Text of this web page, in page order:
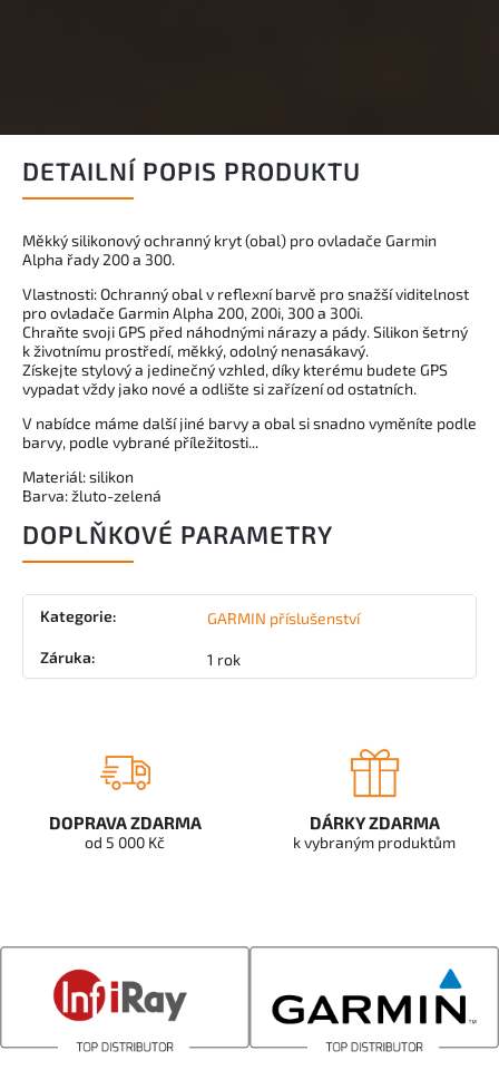
DETAILNÍ POPIS PRODUKTU
Měkký silikonový ochranný kryt (obal) pro ovladače Garmin
Alpha řady 200 a 300.
Vlastnosti: Ochranný obal v reflexní barvě pro snažší viditelnost
pro ovladače Garmin Alpha 200, 200i, 300 a 300i.
Chraňte svoji GPS před náhodnými nárazy a pády. Silikon šetrný
k životnímu prostředí, měkký, odolný nenasákavý.
Získejte stylový a jedinečný vzhled, díky kterému budete GPS
vypadat vždy jako nové a odlište si zařízení od ostatních.
V nabídce máme další jiné barvy a obal si snadno vyměníte podle
barvy, podle vybrané příležitosti...
Materiál: silikon
Barva: žluto-zelená
DOPLŇKOVÉ PARAMETRY
Kategorie: GARMIN příslušenství
Záruka: 1 rok
DOPRAVA ZDARMA
od 5 000 Kč
DÁRKY ZDARMA
k vybraným produktům